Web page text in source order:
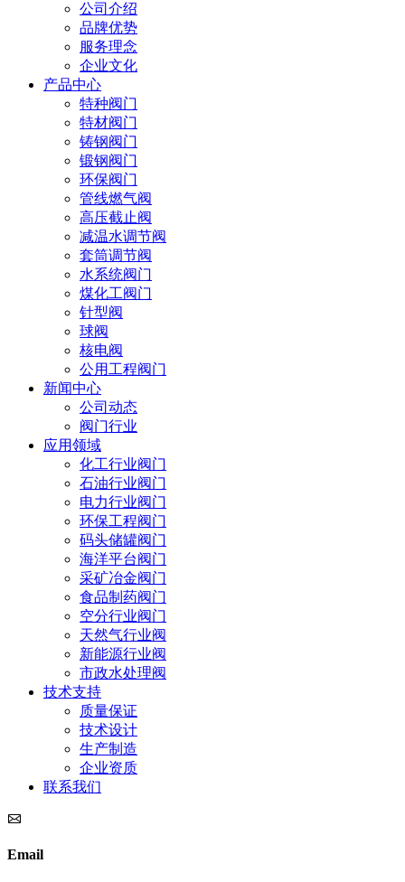
公司介绍
品牌优势
服务理念
企业文化
产品中心
特种阀门
特材阀门
铸钢阀门
锻钢阀门
环保阀门
管线燃气阀
高压截止阀
减温水调节阀
套筒调节阀
水系统阀门
煤化工阀门
针型阀
球阀
核电阀
公用工程阀门
新闻中心
公司动态
阀门行业
应用领域
化工行业阀门
石油行业阀门
电力行业阀门
环保工程阀门
码头储罐阀门
海洋平台阀门
采矿冶金阀门
食品制药阀门
空分行业阀门
天然气行业阀
新能源行业阀
市政水处理阀
技术支持
质量保证
技术设计
生产制造
企业资质
联系我们
Email